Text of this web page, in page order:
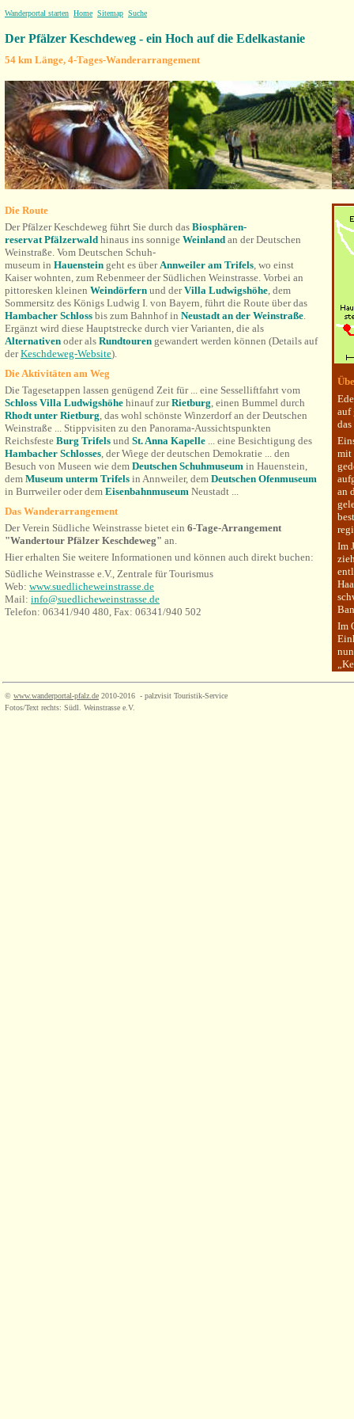
Wanderportal starten Home Sitemap Suche
Der Pfälzer Keschdeweg - ein Hoch auf die Edelkastanie
54 km Länge, 4-Tages-Wanderarrangement
Die Route
Der Pfälzer Keschdeweg führt Sie durch das Biosphären-
reservat Pfälzerwald hinaus ins sonnige Weinland an der Deutschen
Weinstraße. Vom Deutschen Schuh-
museum in Hauenstein geht es überAnnweiler am Trifels, wo einst
Kaiser wohnten, zum Rebenmeer der Südlichen Weinstrasse. Vorbei an
pittoresken kleinen Weindörfern und derVilla Ludwigshöhe, dem
Sommersitz des Königs Ludwig I. von Bayern, führt die Route über das
Hambacher Schloss bis zum Bahnhof in Neustadt an der Weinstraße.
Ergänzt wird diese Hauptstrecke durch vier Varianten, die als
Alternativen oder als Rundtouren gewandert werden können (Details auf
derKeschdeweg-Website).
Die Aktivitäten am Weg
Die Tagesetappen lassen genügend Zeit für ... eine Sesselliftfahrt vom
Schloss Villa Ludwigshöhe hinauf zurRietburg, einen Bummel durch
Rhodt unter Rietburg, das wohl schönste Winzerdorf an der Deutschen
Weinstraße ... Stippvisiten zu den Panorama-Aussichtspunkten
Reichsfeste Burg Trifels und St. Anna Kapelle ... eine Besichtigung des
Hambacher Schlosses, der Wiege der deutschen Demokratie ... den
Besuch von Museen wie dem Deutschen Schuhmuseum in Hauenstein,
dem Museum unterm Trifels in Annweiler, dem Deutschen Ofenmuseum
in Burrweiler oder dem Eisenbahnmuseum Neustadt ...
Das Wanderarrangement
Der Verein Südliche Weinstrasse bietet ein 6-Tage-Arrangement
"Wandertour Pfälzer Keschdeweg" an.
Hier erhalten Sie weitere Informationen und können auch direkt buchen:
Südliche Weinstrasse e.V., Zentrale für Tourismus
Web: www.suedlicheweinstrasse.de
Mail: info@suedlicheweinstrasse.de
Telefon: 06341/940 480, Fax: 06341/940 502
auf
mit
an
Im
Im
© www.wanderportal-pfalz.de 2010-2016 - palzvisit Touristik-Service
Fotos/Text rechts: Südl. Weinstrasse e.V.